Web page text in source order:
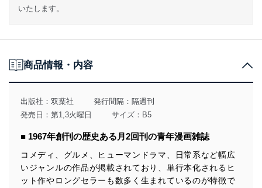
いたします。
商品情報・内容
出版社： 双葉社
発行間隔：隔週刊
発売日：第1,3火曜日
サイズ：B5
■ 1967年創刊の歴史ある月2回刊の青年漫画雑誌
コメディ、グルメ、ヒューマンドラマ、日常系など幅広
いジャンルの作品が掲載されており、単行本化されるヒ
ット作やロングセラーも数多く生まれているのが特徴で